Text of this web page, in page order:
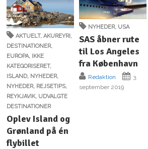
AKTUELT,AKUREYRI
DESTINATIONER,
EUROPA, IKKE
KATEGORISERET,
ISLAND, NYHEDER,
NYHEDER, REJSETIPS,
REYKJAVIK, UDVALGTE
DESTINATIONER
Oplev Island og
Grønland på én
flybillet
NYHEDER, USA
SAS åbner rute
til Los Angeles
fra København
Redaktion
3.
september 2019